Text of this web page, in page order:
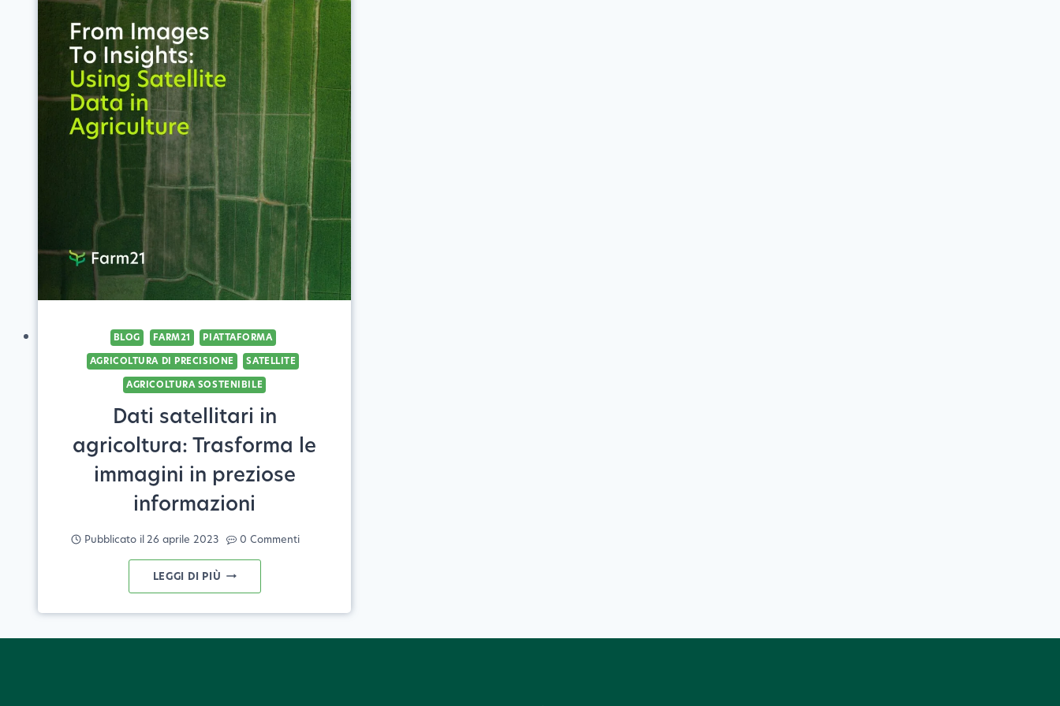
BLOG FARM21
PIATTAFORMA
AGRICOLTURA DI PRECISIONE
SATELLITE
AGRICOLTURA SOSTENIBILE
Dati satellitari in
agricoltura: Trasforma le
immagini in preziose
informazioni
Pubblicato il26 aprile 2023 0 Commenti
LEGGI DI PIÙ DATI
SATELLITARI
IN
AGRICOLTURA: